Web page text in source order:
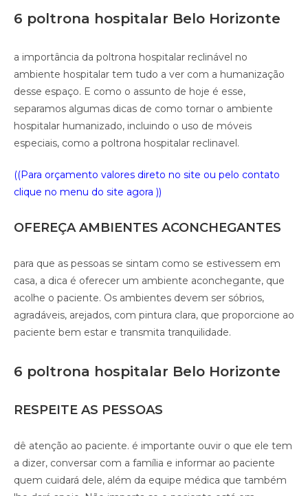
6 poltrona hospitalar Belo Horizonte
a importância da poltrona hospitalar reclinável no
ambiente hospitalar tem tudo a ver com a humanização
desse espaço. E como o assunto de hoje é esse,
separamos algumas dicas de como tornar o ambiente
hospitalar humanizado, incluindo o uso de móveis
especiais, como a poltrona hospitalar reclinavel.
((Para orçamento valores direto no site ou pelo contato
clique no menu do site agora ))
OFEREÇA AMBIENTES ACONCHEGANTES
para que as pessoas se sintam como se estivessem em
casa, a dica é oferecer um ambiente aconchegante, que
acolhe o paciente. Os ambientes devem ser sóbrios,
agradáveis, arejados, com pintura clara, que proporcione ao
paciente bem estar e transmita tranquilidade.
6 poltrona hospitalar Belo Horizonte
RESPEITE AS PESSOAS
dê atenção ao paciente. é importante ouvir o que ele tem
a dizer, conversar com a família e informar ao paciente
quem cuidará dele, além da equipe médica que também